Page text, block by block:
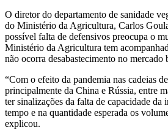
O diretor do departamento de sanidade
do Ministério da Agricultura, Carlos
possível falta de defensivos preocupa o
Ministério da Agricultura tem
não ocorra desabastecimento no mercado
“Com o efeito da pandemia nas cadeias
principalmente da China e Rússia, entre
ter sinalizações da falta de capacidade da
tempo e na quantidade esperada os
explicou.